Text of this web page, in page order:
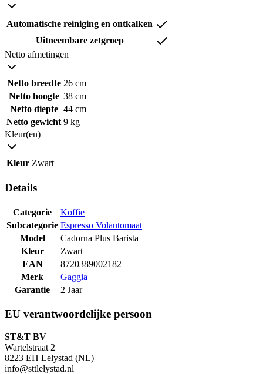
Automatische reiniging en ontkalken
Uitneembare zetgroep
Netto afmetingen
Netto breedte 26 cm
Netto hoogte 38 cm
Netto diepte 44 cm
Netto gewicht 9 kg
Kleur(en)
Kleur Zwart
Details
Categorie
Koffie
Subcategorie Espresso Volautomaat
Model
Cadorna Plus Barista
Kleur
Zwart
EAN
8720389002182
Merk
Gaggia
Garantie
2 Jaar
EU verantwoordelijke persoon
ST&T BV
Wartelstraat 2
8223 EH Lelystad (NL)
info@sttlelystad.nl